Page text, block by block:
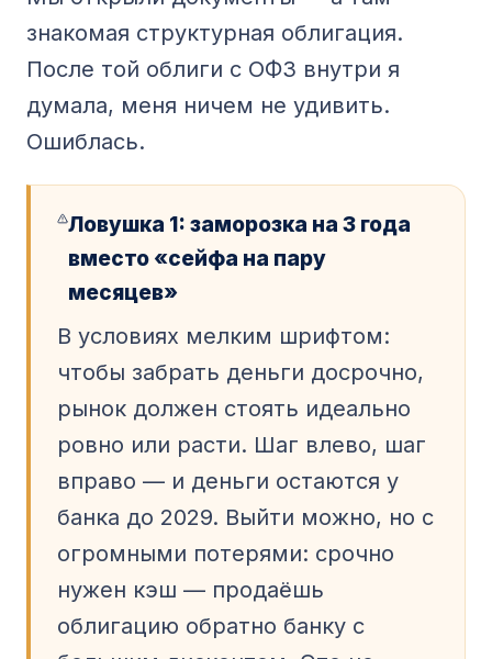
знакомая структурная облигация.
После той облиги с ОФЗ внутри я
думала, меня ничем не удивить.
Ошиблась.
Ловушка 1: заморозка на 3 года
вместо «сейфа на пару
месяцев»
В условиях мелким шрифтом:
чтобы забрать деньги досрочно,
рынок должен стоять идеально
ровно или расти. Шаг влево, шаг
вправо — и деньги остаются у
банка до 2029. Выйти можно, но с
огромными потерями: срочно
нужен кэш — продаёшь
облигацию обратно банку с